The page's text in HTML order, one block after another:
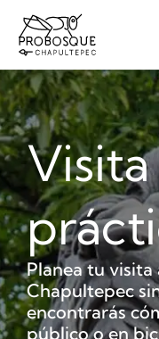
Planea tu visita
Chapultepec
encontrarás
público o en